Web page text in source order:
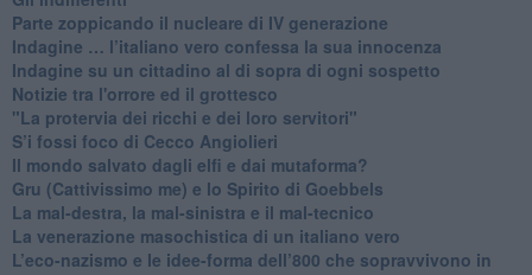
Parte zoppicando il nucleare di IV generazione
​Indagine … l’italiano vero confessa la sua innocenza
Indagine su un cittadino al di sopra di ogni sospetto
Notizie tra l'orrore ed il grottesco
"La protervia dei ricchi e dei loro servitori"
S’i fossi foco di Cecco Angiolieri
​Il mondo salvato dagli elfi e dai mutaforma?
Gru (Cattivissimo me) e lo Spirito di Goebbels
​La mal-destra, la mal-sinistra e il mal-tecnico
​La venerazione masochistica di un italiano vero
​L’eco-nazismo e le idee-forma dell’800 che sopravvivono in